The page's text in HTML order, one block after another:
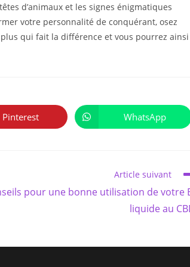
d’animaux et les signes énigmatiques
votre personnalité de conquérant, osez
qui fait la différence et vous pourrez ainsi
Ouvrir
dans
Pinterest Ouvrir
dans
WhatsApp
Article suivant
pour une bonne utilisation de votre
liquide au